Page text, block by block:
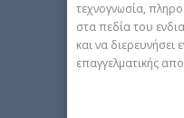
τεχνογνωσία,
στα πεδία του
και να διερευνήσει
επαγγελματικής